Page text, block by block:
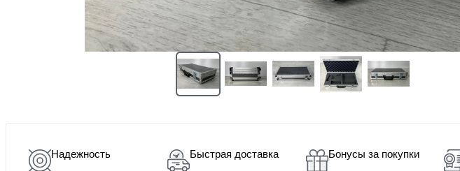
Надежность Быстрая доставка Бонусы за покупки